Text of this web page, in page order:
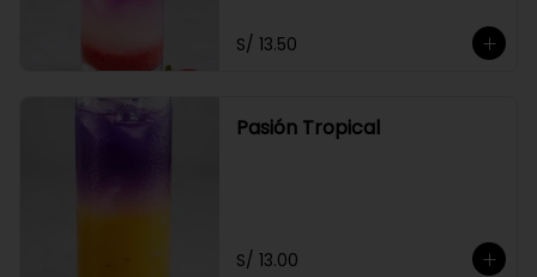
S/ 13.50
Pasión Tropical
S/ 13.00